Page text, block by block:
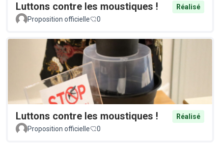
Luttons contre les moustiques !
Réalisé
Proposition officielle
0
Luttons contre les moustiques !
Réalisé
Proposition officielle
0